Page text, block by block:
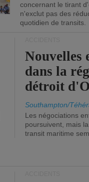
concernant le tirant
n'exclut pas des
quotidien de transits.
Nouvelles
dans la
détroit
Southampton/
Les négociations
poursuivent, mais
transit maritime